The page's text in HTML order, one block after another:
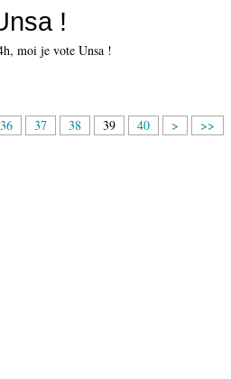
!
36 37 38 39 40
5
6
7
8
> >>